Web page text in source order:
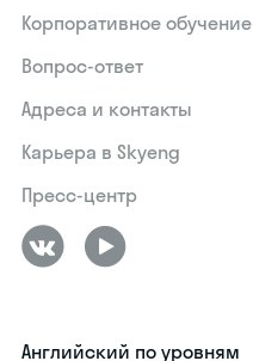
Корпоративное обучение
Вопрос-ответ
Адреса и контакты
Карьера в Skyeng
Пресс-центр
Английский по уровням